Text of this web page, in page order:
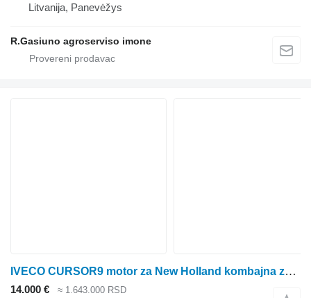
Litvanija, Panevėžys
R.Gasiuno agroserviso imone
IVECO CURSOR9 motor za New Holland kombajna za žito
14.000 € ≈ 1.643.000 RSD